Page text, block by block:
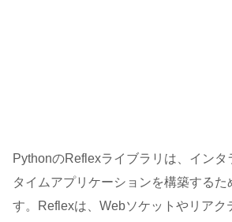
PythonのReflexライブラリは、イン
タイムアプリケーションを構築する
す。Reflexは、Webソケットやリアク